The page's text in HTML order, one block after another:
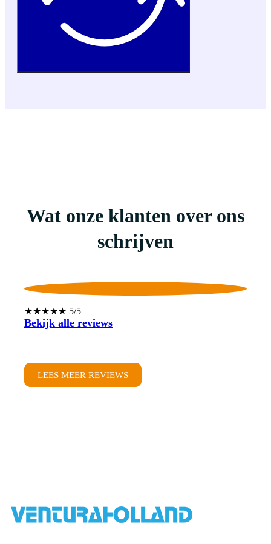
Wat onze klanten over ons
schrijven
★★★★★ 5/5
Bekijk alle reviews
LEES MEER REVIEWS